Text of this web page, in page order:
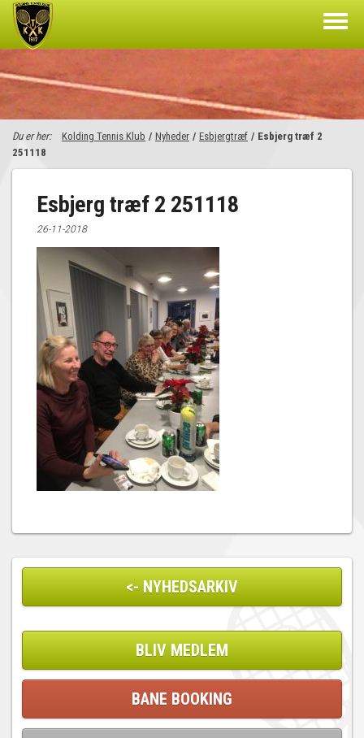
Du er her: Kolding Tennis Klub / Nyheder / Esbjergtræf / Esbjerg træf 2
251118
Esbjerg træf 2 251118
26-11-2018
<- NYHEDSARKIV
BLIV MEDLEM
BANE BOOKING